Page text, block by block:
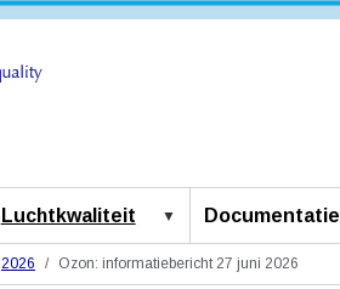
Luchtkwaliteit Documentatie
2026 Ozon: informatiebericht 27 juni 2026